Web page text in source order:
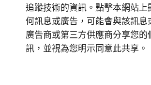
追蹤技術的資訊。點擊本網站上
何訊息或廣告，可能會與該訊息
廣告商或第三方供應商分享您的
訊，並視為您明示同意此共享。